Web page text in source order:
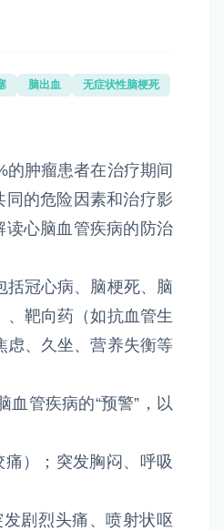
脑出血
无症状性脑梗死
肿瘤患者在治疗期间
同的危险因素和治疗影
读心脑血管疾病的防治
括冠心病、脑梗死、脑
靶向药（如抗血管生
虑、久坐、营养失衡等
管疾病的“预警”，以
）；突发胸闷、呼吸
剧烈头痛、喷射状呕